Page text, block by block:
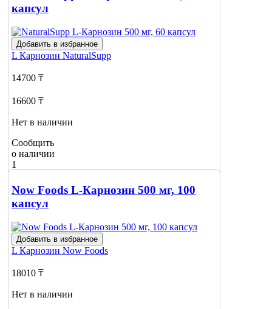
капсул
Добавить в избранное
L Карнозин NaturalSupp
14700 ₸
16600 ₸
Нет в наличии
Сообщить
о наличии
1
Now Foods L-Карнозин 500 мг, 100
капсул
Добавить в избранное
L Карнозин Now Foods
18010 ₸
Нет в наличии